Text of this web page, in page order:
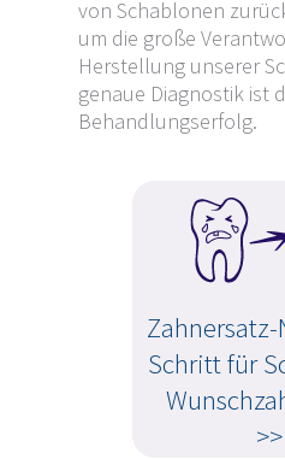
von Schablonen
um die große
Herstellung unserer
genaue Diagnostik ist
Behandlungserfolg.
Schritt für
>>